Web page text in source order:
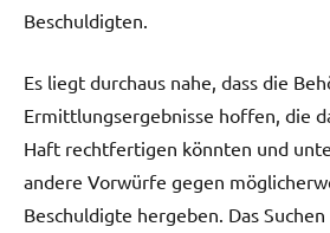
Beschuldigten.
Es liegt durchaus nahe, dass die
Ermittlungsergebnisse hoffen, die
Haft rechtfertigen könnten und
andere Vorwürfe gegen
Beschuldigte hergeben. Das Suchen